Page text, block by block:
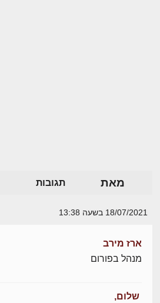
מאת תגובות
18/07/2021 בשעה 13:38
ארז מירב
מנהל בפורום
שלום,